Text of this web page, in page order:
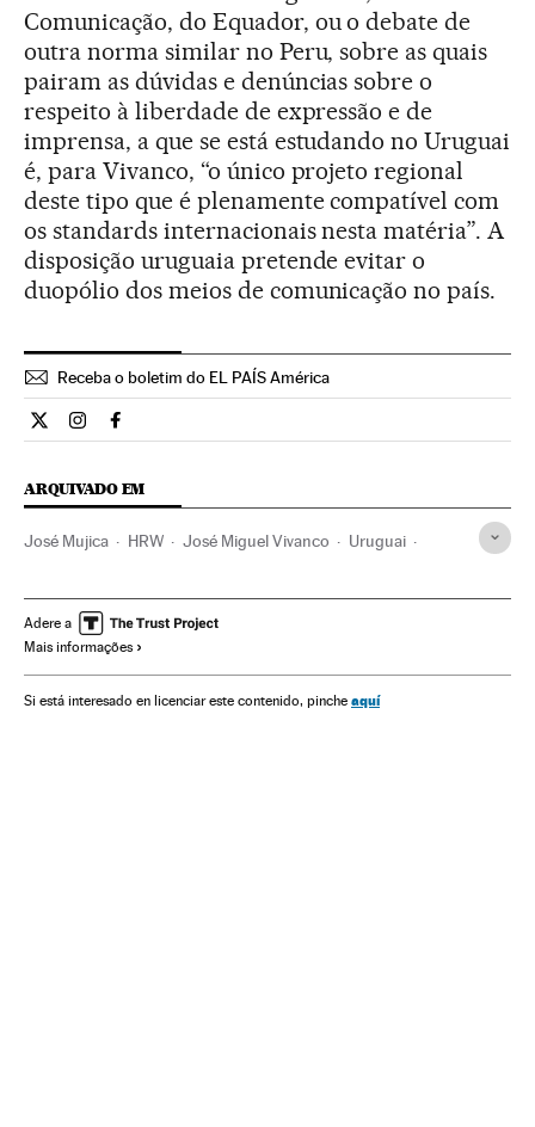
Comunicação, do Equador, ou o debate de
outra norma similar no Peru, sobre as quais
pairam as dúvidas e denúncias sobre o
respeito à liberdade de expressão e de
imprensa, a que se está estudando no Uruguai
é, para Vivanco, “o único projeto regional
deste tipo que é plenamente compatível com
os standards internacionais nesta matéria”. A
disposição uruguaia pretende evitar o
duopólio dos meios de comunicação no país.
Receba o boletim do EL PAÍS América
Internacional El País Brasil en Twitter
Internacional El País Brasil en Instagram
Internacional El País Brasil en Facebook
ARQUIVADO EM
José Mujica HRW José Miguel Vivanco Uruguai
Estados Unidos Solidariedade
América Latina
América do Sul América Sociedade Medicina
Adere a
Mais informações
Si está interesado en licenciar este contenido, pinche aquí